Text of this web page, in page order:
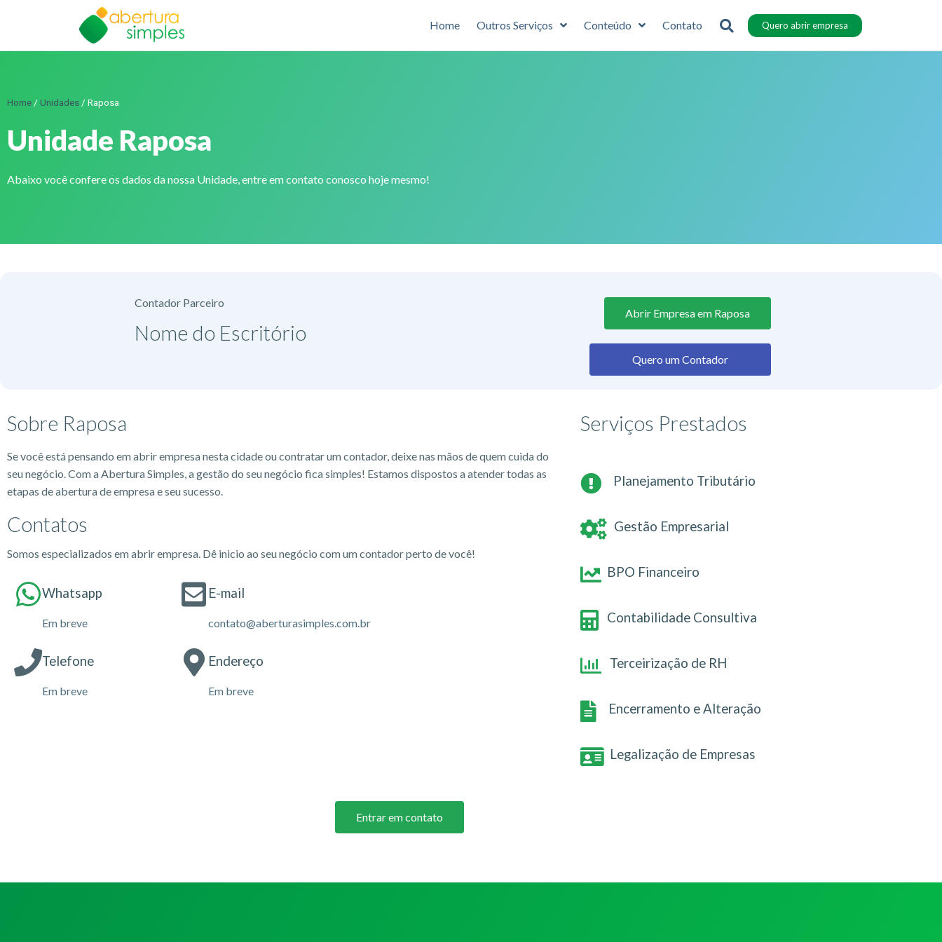
Home Outros Serviços Conteúdo Contato Quero abrir empresa
Home / Unidades / Raposa
Unidade Raposa
Abaixo você confere os dados da nossa Unidade, entre em contato conosco hoje mesmo!
Contador Parceiro
Nome do Escritório​
Abrir Empresa em Raposa
Quero um Contador
Sobre Raposa
Se você está pensando em abrir empresa nesta cidade ou contratar um contador, deixe nas mãos de quem cuida do
seu negócio. Com a Abertura Simples, a gestão do seu negócio fica simples! Estamos dispostos a atender todas as
etapas de abertura de empresa e seu sucesso.
Contatos
Somos especializados em abrir empresa. Dê inicio ao seu negócio com um contador perto de você!
Whatsapp
Em breve
Telefone
Em breve
E-mail
contato@aberturasimples.com.br
Endereço
Em breve
Serviços Prestados
Planejamento Tributário
Gestão Empresarial
BPO Financeiro
Contabilidade Consultiva
Terceirização de RH
Encerramento e Alteração
Legalização de Empresas
Entrar em contato